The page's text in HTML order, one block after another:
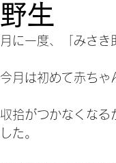
野生
月に一度、「みさき
今月は初めて赤ちゃ
収拾がつかなくなる
した。